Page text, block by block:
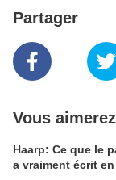
Partager
Vous
Haarp: Ce que le
a vraiment écrit en